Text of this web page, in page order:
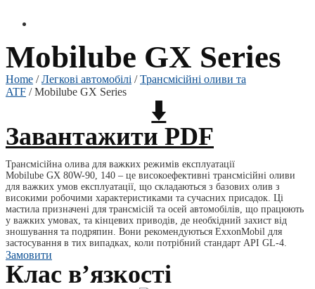
Mobilube GX Series
Home /Легкові автомобілі /Трансмісійні оливи та
ATF / Mobilube GX Series
⬇️
Завантажити PDF
Трансмісійна олива для важких режимів експлуатації
Mobilube GX 80W-90, 140 – це високоефективні трансмісійні оливи
для важких умов експлуатації, що складаються з базових олив з
високими робочими характеристиками та сучасних присадок. Ці
мастила призначені для трансмісій та осей автомобілів, що працюють
у важких умовах, та кінцевих приводів, де необхідний захист від
зношування та подряпин. Вони рекомендуються ExxonMobil для
застосування в тих випадках, коли потрібний стандарт API GL-4.
Замовити
Клас вʼязкості